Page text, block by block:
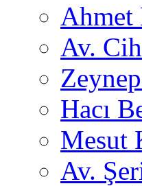
Ahmet
Av.
Hacı
Mesut
Av.